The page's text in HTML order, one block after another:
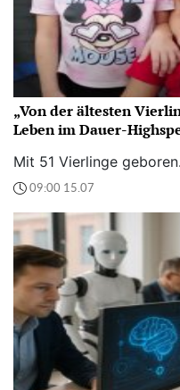
„Von der ältesten
Leben im Dauer-
Mit 51 Vierlinge geboren.
09:00 15.07